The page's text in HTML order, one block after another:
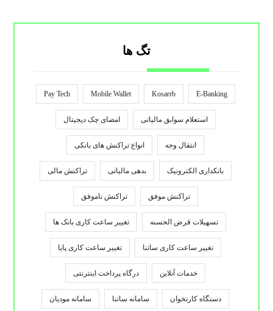
تگ ها
E-Banking
Kosarrb
Mobile Wallet
Pay Tech
استعلام سوابق مالیاتی امضای چک دیجیتال
انتقال وجه انواع تراکنش های بانکی
بانکداری الکترونیک بدهی مالیاتی تراکنش مالی
تراکنش موفق تراکنش ناموفق
تسهیلات قرض الحسنه تغییر ساعت کاری بانک ها
تغییر ساعت کاری ساتنا تغییر ساعت کاری پایا
خدمات آنلاین درگاه پرداخت اینترنتی
دستگاه کارتخوان سامانه ساتنا سامانه مودیان